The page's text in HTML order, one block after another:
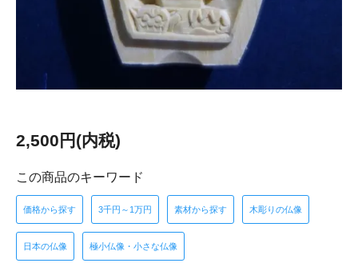
2,500円(内税)
この商品のキーワード
価格から探す 3千円～1万円 素材から探す 木彫りの仏像
日本の仏像 極小仏像・小さな仏像